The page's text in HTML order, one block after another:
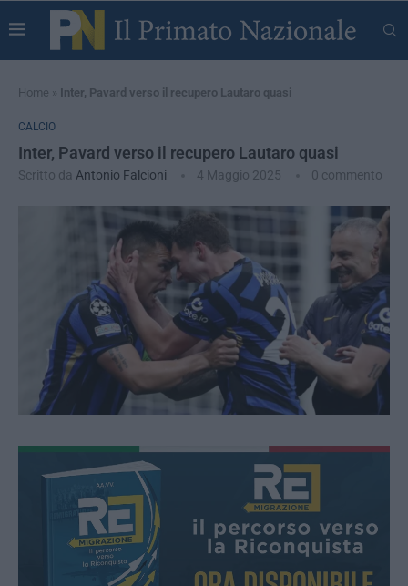
Home » Inter, Pavard verso il recupero Lautaro quasi
CALCIO
Inter, Pavard verso il recupero Lautaro quasi
Scritto da Antonio Falcioni 4 Maggio 2025 0 commento